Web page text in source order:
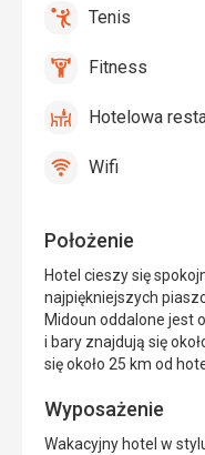
Położenie
Hotel cieszy się
najpiękniejszych
Midoun oddalone jest
i bary znajdują się
się około 25 km od
Wyposażenie
Wakacyjny hotel w
Tenis,Tenis
tak
FitnessFitness
tak
Hotelowa
tak
Wifi Wifi
tak